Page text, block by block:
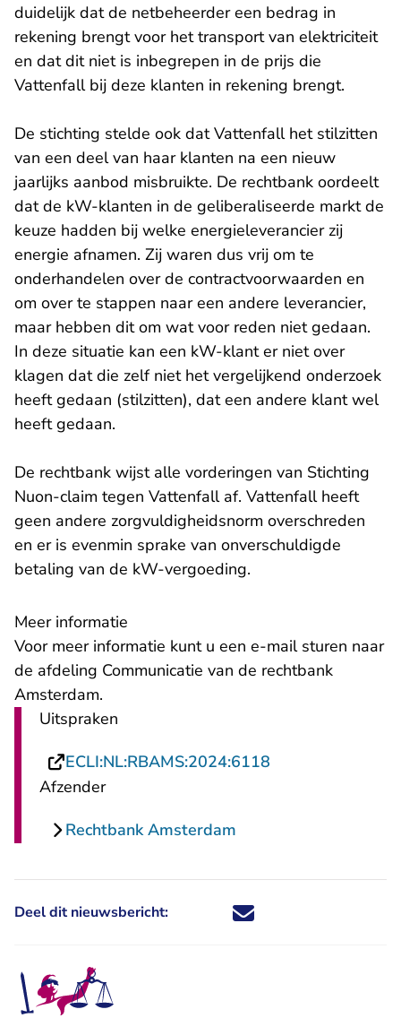
duidelijk dat de netbeheerder een bedrag in
rekening brengt voor het transport van elektriciteit
en dat dit niet is inbegrepen in de prijs die
Vattenfall bij deze klanten in rekening brengt.
De stichting stelde ook dat Vattenfall het stilzitten
van een deel van haar klanten na een nieuw
jaarlijks aanbod misbruikte. De rechtbank oordeelt
dat de kW-klanten in de geliberaliseerde markt de
keuze hadden bij welke energieleverancier zij
energie afnamen. Zij waren dus vrij om te
onderhandelen over de contractvoorwaarden en
om over te stappen naar een andere leverancier,
maar hebben dit om wat voor reden niet gedaan.
In deze situatie kan een kW-klant er niet over
klagen dat die zelf niet het vergelijkend onderzoek
heeft gedaan (stilzitten), dat een andere klant wel
heeft gedaan.
De rechtbank wijst alle vorderingen van Stichting
Nuon-claim tegen Vattenfall af. Vattenfall heeft
geen andere zorgvuldigheidsnorm overschreden
en er is evenmin sprake van onverschuldigde
betaling van de kW-vergoeding.
Meer informatie
Voor meer informatie kunt u een e-mail- U verlaat
sturen naar
de afdeling Communicatie van de rechtbank
Amsterdam.
Uitspraken
ECLI:NL:RBAMS:2024:6118
Afzender
Rechtbank Amsterdam
Deel dit nieuwsbericht: Deel dit nieuwsbericht via X -
Deel dit nieuwsbericht via
Deel dit nieuwsbericht
Deel dit